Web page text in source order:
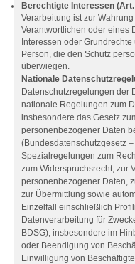
Berechtigte Interessen (Art.
Verarbeitung ist zur
Verantwortlichen oder eines
Interessen oder
Person, die den Schutz
überwiegen.
Nationale
Datenschutzregelungen der
nationale Regelungen zum
insbesondere das Gesetz
personenbezogener Daten
(Bundesdatenschutzgesetz
Spezialregelungen zum
zum Widerspruchsrecht, zur
personenbezogener Daten,
zur Übermittlung sowie
Einzelfall einschließlich
Datenverarbeitung für
BDSG), insbesondere im
oder Beendigung von
Einwilligung von